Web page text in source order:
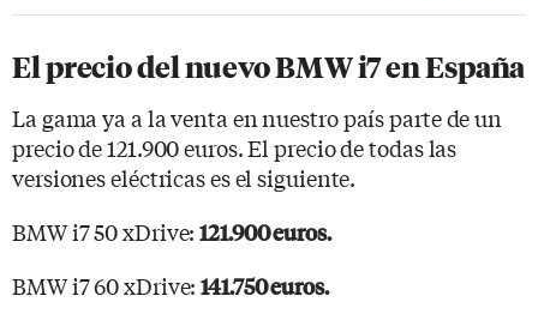
El precio del nuevo BMW i7 en España
La gama ya a la venta en nuestro país parte de un
precio de 121.900 euros. El precio de todas las
versiones eléctricas es el siguiente.
BMW i7 50 xDrive:121.900 euros.
BMW i7 60 xDrive:141.750 euros.